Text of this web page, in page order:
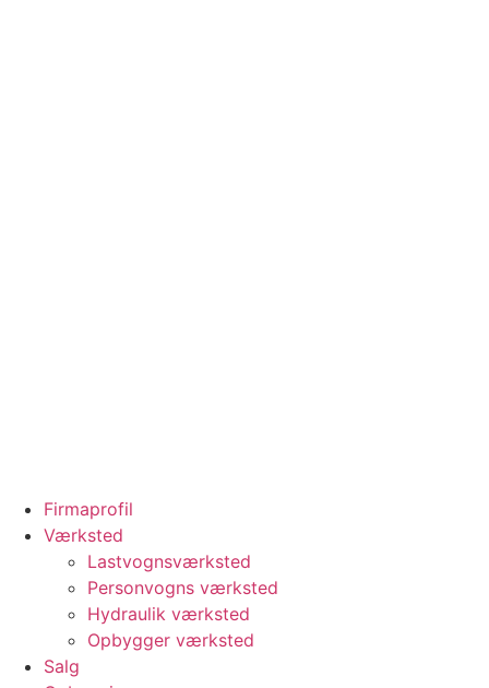
Firmaprofil
Værksted
Lastvognsværksted
Personvogns værksted
Hydraulik værksted
Opbygger værksted
Salg